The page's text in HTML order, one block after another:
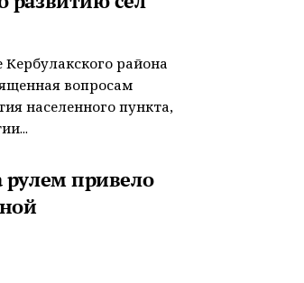
района
вопросам
населенного пункта,
привело